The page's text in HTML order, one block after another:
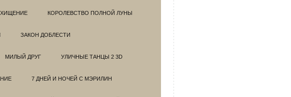
КОРОЛЕВСТВО ПОЛНОЙ ЛУНЫ
ЗАКОН ДОБЛЕСТИ
МИЛЫЙ ДРУГ УЛИЧНЫЕ ТАНЦЫ 2 3D
7 ДНЕЙ И НОЧЕЙ С МЭРИЛИН